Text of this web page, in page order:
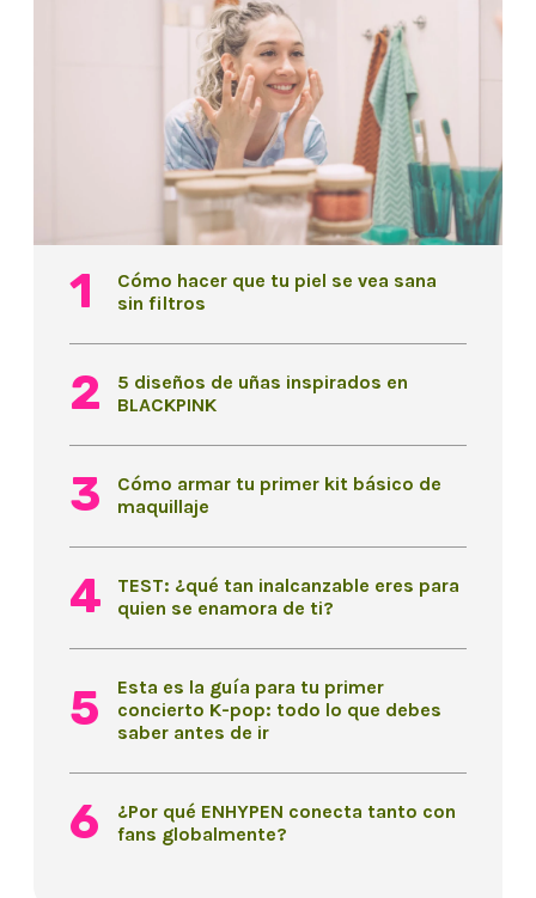
Cómo hacer que tu piel se vea sana
sin filtros
5 diseños de uñas inspirados en
BLACKPINK
Cómo armar tu primer kit básico de
maquillaje
TEST: ¿qué tan inalcanzable eres para
quien se enamora de ti?
Esta es la guía para tu primer
concierto K-pop: todo lo que debes
saber antes de ir
¿Por qué ENHYPEN conecta tanto con
fans globalmente?